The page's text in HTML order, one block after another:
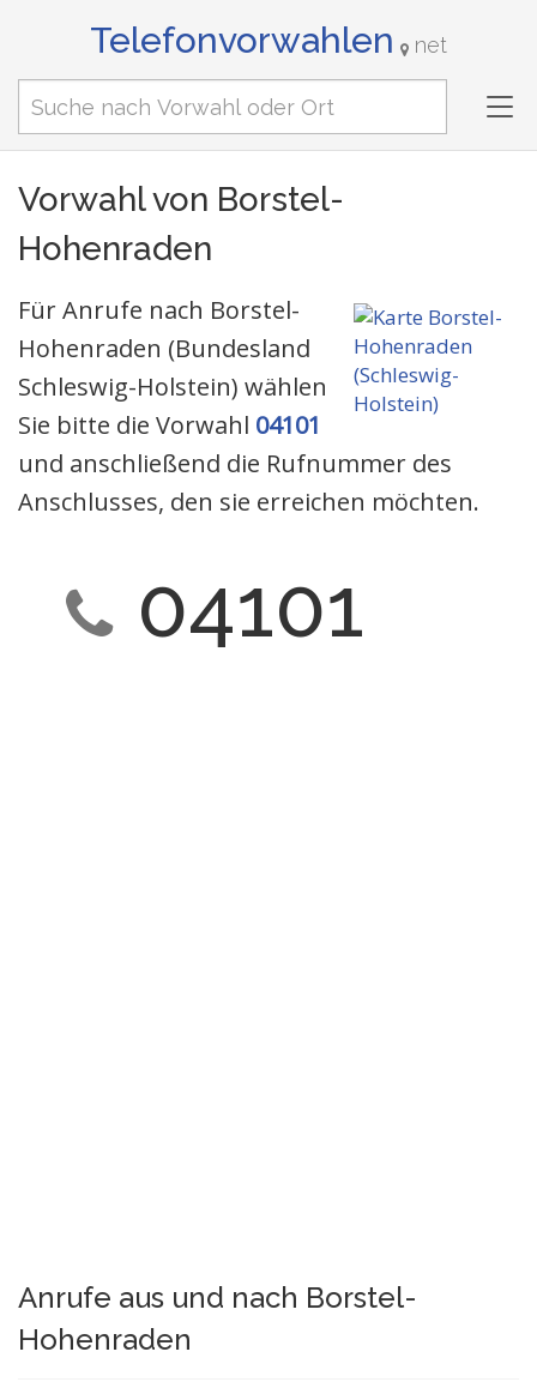
Telefonvorwahlen net
Vorwahl von Borstel-
Hohenraden
Für Anrufe nach Borstel-
Hohenraden (Bundesland
Schleswig-Holstein) wählen
Sie bitte die Vorwahl 04101
und anschließend die Rufnummer des
Anschlusses, den sie erreichen möchten.
04101
Anrufe aus und nach Borstel-
Hohenraden